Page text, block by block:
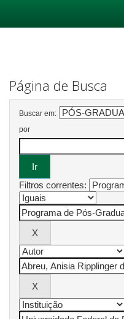
Página de Busca
Buscar em:
por
Filtros correntes: